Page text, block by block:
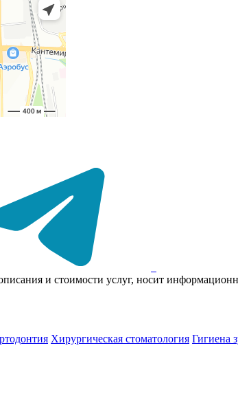
и стоимости услуг, носит
Хирургическая стоматология Гигиена